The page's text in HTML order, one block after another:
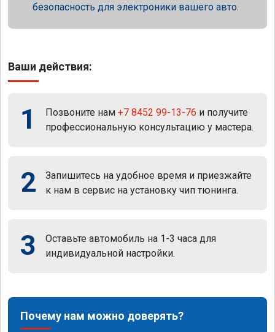
безопасность для электроники вашего авто.
Ваши действия:
1 Позвоните нам +7 8452 99-13-76 и получите
профессиональную консультацию у мастера.
2
Запишитесь на удобное время и приезжайте
к нам в сервис на установку чип тюнинга.
3
Оставьте автомобиль на 1-3 часа для
индивидуальной настройки.
Почему нам можно доверять?